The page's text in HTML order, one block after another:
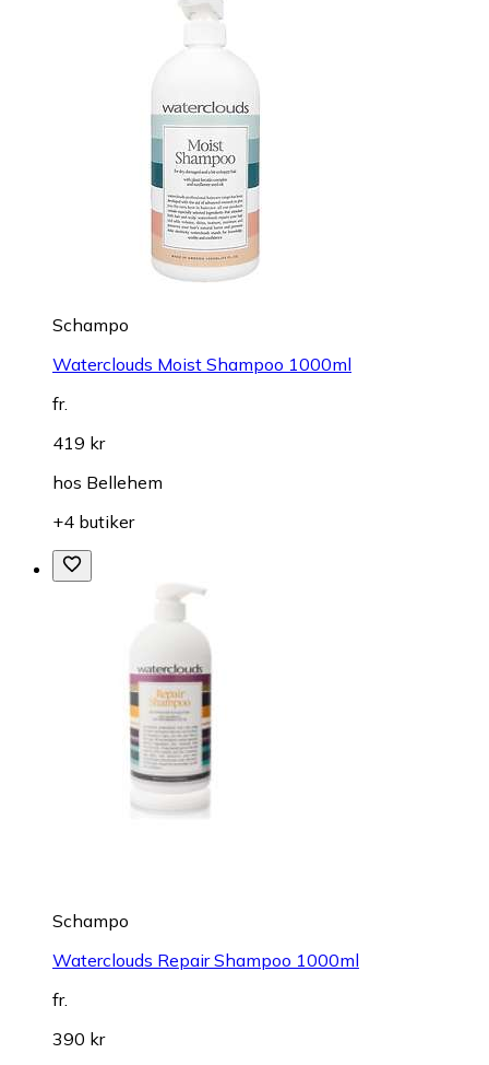
Schampo
Waterclouds Moist Shampoo 1000ml
fr.
419 kr
hos Bellehem
+4 butiker
Schampo
Waterclouds Repair Shampoo 1000ml
fr.
390 kr